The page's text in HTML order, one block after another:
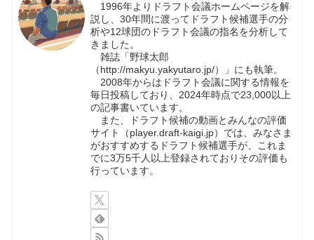
1996年よりドラフト会議ホームページを解
説し、30年間に渡ってドラフト候補選手の分
析や12球団のドラフト会議の指名を分析して
きました。
雑誌「野球太郎
（http://makyu.yakyutaro.jp/）」にも執筆。
2008年からはドラフト会議に関する情報を
毎日投稿しており、2024年時点で23,000以上
の記事書いています。
また、ドラフト候補の動画とみんなの評価
サイト（player.draft-kaigi.jp）では、みなさま
がおすすめするドラフト候補選手が、これま
でに3万5千人以上登録されておりその評価も
行っています。